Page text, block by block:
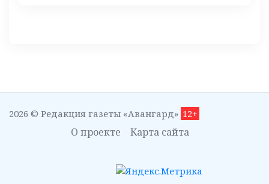
2026 © Редакция газеты «Авангард» 12+
О проекте Карта сайта